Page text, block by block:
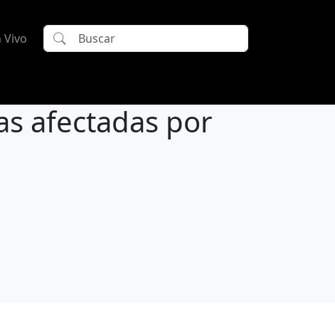
Vivo
afectadas por